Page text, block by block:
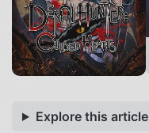
Explore this article